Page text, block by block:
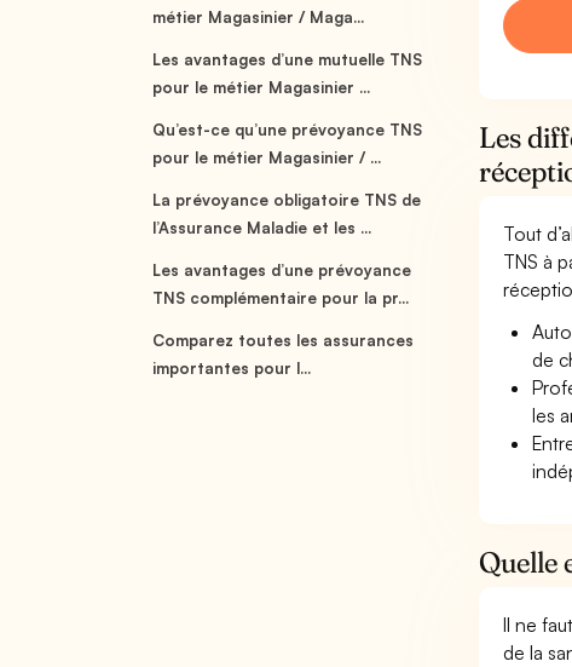
métier Magasinier / Maga...
Les avantages d’une mutuelle TNS
pour le métier Magasinier ...
Qu’est-ce qu’une prévoyance TNS
pour le métier Magasinier / ...
La prévoyance obligatoire TNS de
l’Assurance Maladie et les ...
Les avantages d’une prévoyance
TNS complémentaire pour la pr...
Comparez toutes les assurances
importantes pour l...
Les
Tout
TNS à
de
les
Quelle
Il ne
de la